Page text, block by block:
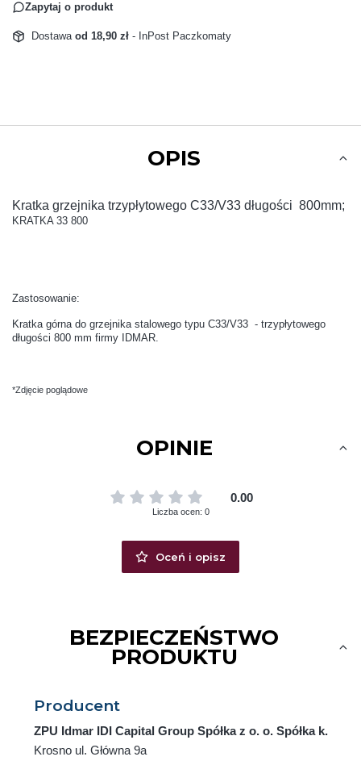
Zapytaj o produkt
Dostawa od 18,90 zł - InPost Paczkomaty
OPIS
Kratka grzejnika trzypłytowego C33/V33 długości 800mm;
KRATKA 33 800
Zastosowanie:
Kratka górna do grzejnika stalowego typu C33/V33 - trzypłytowego
długości 800 mm firmy IDMAR.
*Zdjęcie poglądowe
OPINIE
0.00
Liczba ocen: 0
Oceń i opisz
BEZPIECZEŃSTWO
PRODUKTU
Producent
ZPU Idmar IDI Capital Group Spółka z o. o. Spółka k.
Krosno ul. Główna 9a